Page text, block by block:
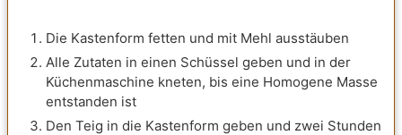
Die Kastenform fetten und mit Mehl ausstäuben
Alle Zutaten in einen Schüssel geben und in der
Küchenmaschine kneten, bis eine Homogene Masse
entstanden ist
Den Teig in die Kastenform geben und zwei Stunden